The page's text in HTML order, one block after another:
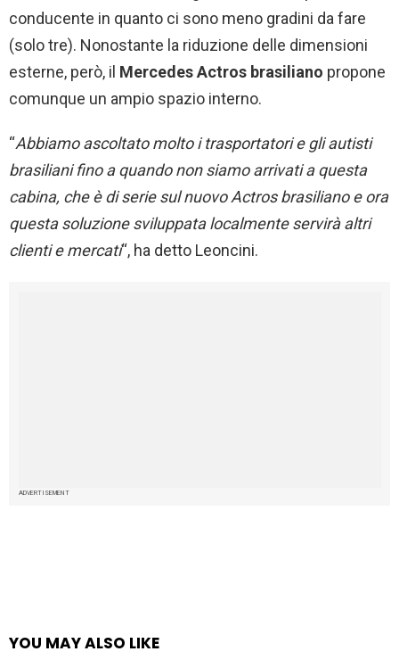
conducente in quanto ci sono meno gradini da fare
(solo tre). Nonostante la riduzione delle dimensioni
esterne, però, il Mercedes Actros brasiliano propone
comunque un ampio spazio interno.
“Abbiamo ascoltato molto i trasportatori e gli autisti
brasilianifino a quando non siamo arrivati a questa
cabina, che è di serie sul nuovo Actros brasiliano e ora
questa soluzione sviluppatalocalmenteservirà altri
clienti e mercati“, ha detto Leoncini.
ADVERTISEMENT
YOU MAY ALSO LIKE